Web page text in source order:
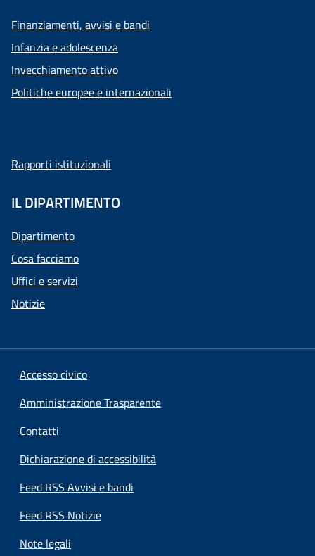
Finanziamenti, avvisi e bandi
Infanzia e adolescenza
Invecchiamento attivo
Politiche europee e internazionali
Rapporti istituzionali
IL DIPARTIMENTO
Dipartimento
Cosa facciamo
Uffici e servizi
Notizie
Accesso civico
Amministrazione Trasparente
Contatti
Dichiarazione di accessibilità
Feed RSS Avvisi e bandi
Feed RSS Notizie
Note legali